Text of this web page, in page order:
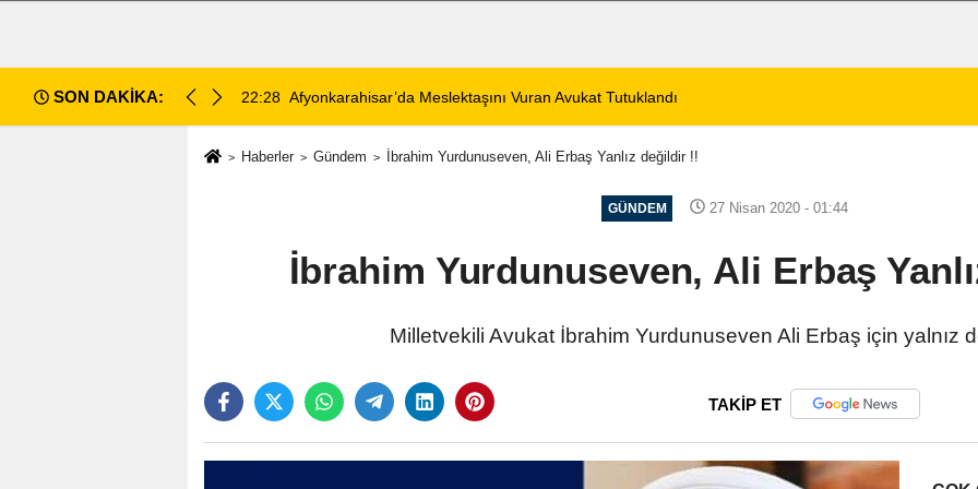
SON DAKİKA:
Tutuklandı 22:23 Afyonkarahisar’da 2 Yaşındaki Çocuk Balkondan Düştü Emiralioğlu
Haberler Gündem İbrahim Yurdunuseven, Ali Erbaş Yanlız değildir !!
GÜNDEM 27 Nisan 2020 - 01:44
İbrahim Yurdunuseven, Ali Erbaş
Milletvekili Avukat İbrahim Yurdunuseven Ali Erbaş için yalnız
TAKİP ET